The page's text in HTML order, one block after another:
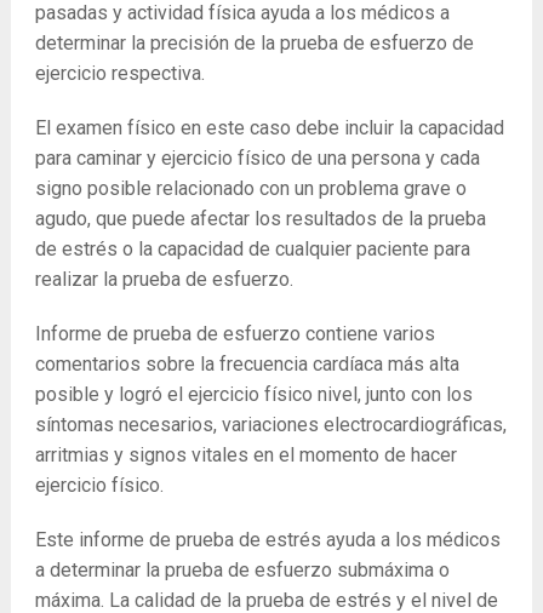
pasadas y actividad física ayuda a los médicos a
determinar la precisión de la prueba de esfuerzo de
ejercicio respectiva.
El examen físico en este caso debe incluir la capacidad
para caminar y ejercicio físico de una persona y cada
signo posible relacionado con un problema grave o
agudo, que puede afectar los resultados de la prueba
de estrés o la capacidad de cualquier paciente para
realizar la prueba de esfuerzo.
Informe de prueba de esfuerzo contiene varios
comentarios sobre la frecuencia cardíaca más alta
posible y logró el ejercicio físico nivel, junto con los
síntomas necesarios, variaciones electrocardiográficas,
arritmias y signos vitales en el momento de hacer
ejercicio físico.
Este informe de prueba de estrés ayuda a los médicos
a determinar la prueba de esfuerzo submáxima o
máxima. La calidad de la prueba de estrés y el nivel de